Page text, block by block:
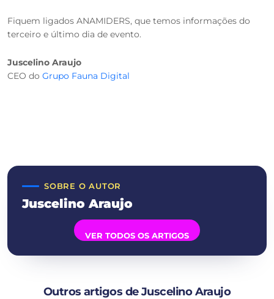
Fiquem ligados ANAMIDERS, que temos informações do
terceiro e último dia de evento.
Juscelino Araujo
CEO do Grupo Fauna Digital
SOBRE O AUTOR
Juscelino Araujo
VER TODOS OS ARTIGOS
Outros artigos de Juscelino Araujo